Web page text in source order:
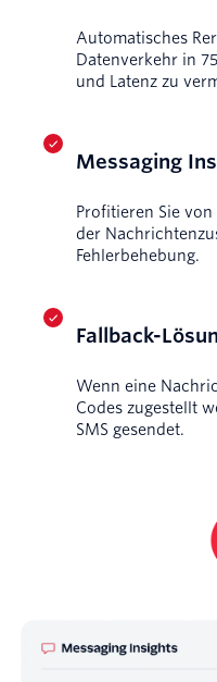
Automatisches
Datenverkehr in
und Latenz zu
Messaging
Profitieren Sie
der
Fehlerbehebung.
Fallback-
Wenn eine
Codes zugestellt
SMS gesendet.